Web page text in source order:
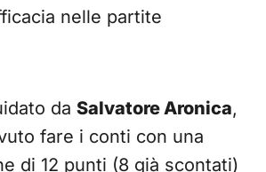
nelle partite
da Salvatore Aronica,
fare i conti con una
di 12 punti (8 già scontati)